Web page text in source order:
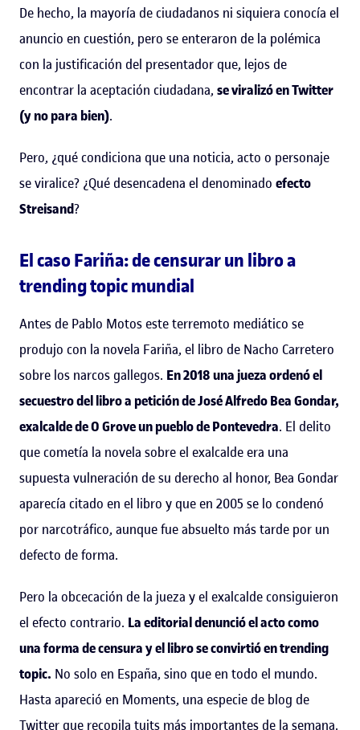
De hecho, la mayoría de ciudadanos ni siquiera conocía el
anuncio en cuestión, pero se enteraron de la polémica
con la justificación del presentador que, lejos de
encontrar la aceptación ciudadana, se viralizó en Twitter
(y no para bien).
Pero, ¿qué condiciona que una noticia, acto o personaje
se viralice? ¿Qué desencadena el denominado efecto
Streisand?
El caso Fariña: de censurar un libro a
trending topic mundial
Antes de Pablo Motos este terremoto mediático se
produjo con la novela Fariña, el libro de Nacho Carretero
sobre los narcos gallegos. En 2018 una jueza ordenó el
secuestro del libro a petición de José Alfredo Bea Gondar,
exalcalde de O Grove un pueblo de Pontevedra. El delito
que cometía la novela sobre el exalcalde era una
supuesta vulneración de su derecho al honor, Bea Gondar
aparecía citado en el libro y que en 2005 se lo condenó
por narcotráfico, aunque fue absuelto más tarde por un
defecto de forma.
Pero la obcecación de la jueza y el exalcalde consiguieron
el efecto contrario. La editorial denunció el acto como
una forma de censura y el libro se convirtió en trending
topic. No solo en España, sino que en todo el mundo.
Hasta apareció en Moments, una especie de blog de
Twitter que recopila tuits más importantes de la semana.